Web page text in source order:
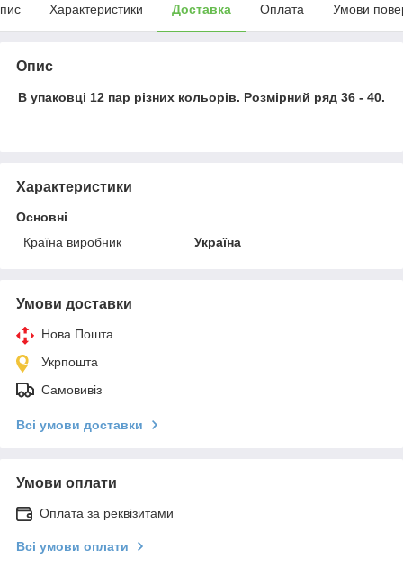
Характеристики Доставка Оплата Умови
Опис
В упаковці 12 пар різних кольорів. Розмірний ряд 36 - 40.
Характеристики
Основні
Країна виробник
Україна
Умови доставки
Нова Пошта
Укрпошта
Самовивіз
Всі умови доставки
Умови оплати
Оплата за реквізитами
Всі умови оплати